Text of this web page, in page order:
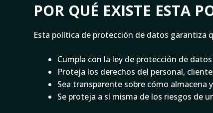
POR QUÉ EXISTE ESTA
Esta política de protección de datos garantiza
Cumpla con la ley de protección de
Proteja los derechos del personal,
Sea transparente sobre cómo almacena
Se proteja a sí misma de los riesgos de